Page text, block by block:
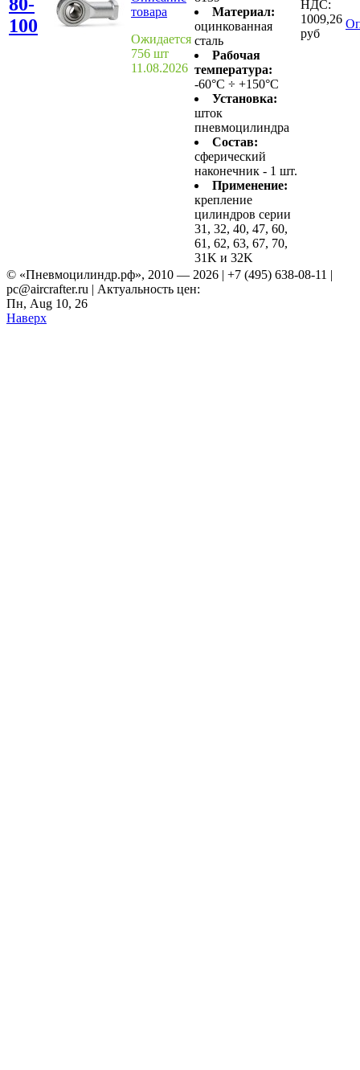
100
товара
Ожидается
756 шт
11.08.2026
Материал:
оцинкованная
сталь
Рабочая
температура:
-60°C ÷ +150°C
Установка:
шток
пневмоцилиндра
Состав:
сферический
наконечник - 1 шт.
Применение:
крепление
цилиндров серии
31, 32, 40, 47, 60,
61, 62, 63, 67, 70,
31K и 32K
НДС:
1009,26
руб
© «Пневмоцилиндр.рф», 2010 — 2026 | +7 (495) 638-08-11 |
pc@aircrafter.ru | Актуальность цен:
Пн, Aug 10, 26
Наверх